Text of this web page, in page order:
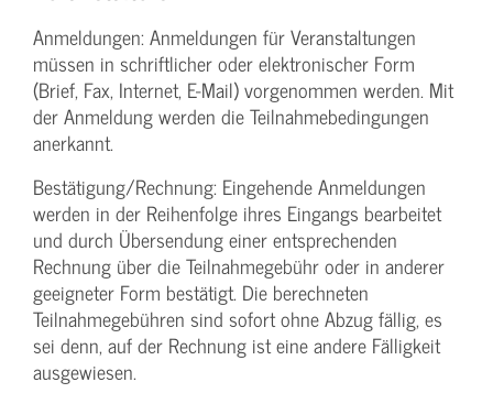
Anmeldungen: Anmeldungen für Veranstaltungen
müssen in schriftlicher oder elektronischer Form
(Brief, Fax, Internet, E-Mail) vorgenommen werden. Mit
der Anmeldung werden die Teilnahme­bedingungen
anerkannt.
Bestätigung­/Rechnung: Eingehende Anmeldungen
werden in der Reihenfolge ihres Eingangs bearbeitet
und durch Übersendung einer entsprechenden
Rechnung über die Teilnahmegebühr oder in anderer
geeigneter Form bestätigt. Die berechneten
Teilnahmegebühren sind sofort ohne Abzug fällig, es
sei denn, auf der Rechnung ist eine andere Fälligkeit
ausgewiesen.